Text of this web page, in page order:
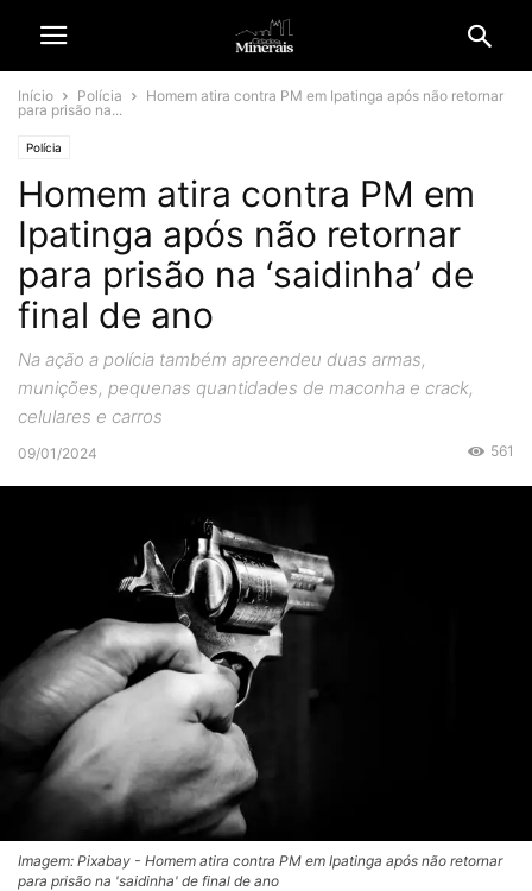
Início Polícia
Homem atira contra PM em Ipatinga após não retornar
para prisão na...
Polícia
Homem atira contra PM em
Ipatinga após não retornar
para prisão na ‘saidinha’ de
final de ano
Na ação a polícia também apreendeu duas armas,
munições, pequenas quantidades de maconha e crack,
celulares e carros
09/01/2024 561
Imagem: Pixabay - Homem atira contra PM em Ipatinga após não retornar
para prisão na 'saidinha' de final de ano